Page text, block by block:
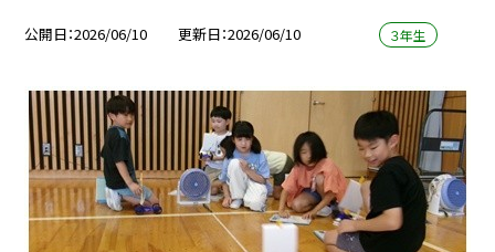
公開日 2026/06/10 更新日 2026/06/10 ３年生